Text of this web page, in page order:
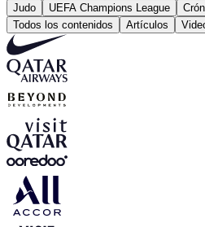
Judo
UEFA Champions League
Todos los contenidos
Artículos